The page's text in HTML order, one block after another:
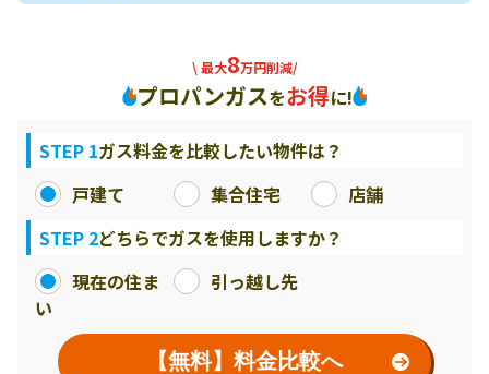
\ 最大8万円削減/
プロパンガスをお得に!
STEP 1ガス料金を比較したい物件は？
戸建て
集合住宅
店舗
STEP 2どちらでガスを使用しますか？
現在の住ま
い
引っ越し先
【無料】料金比較へ